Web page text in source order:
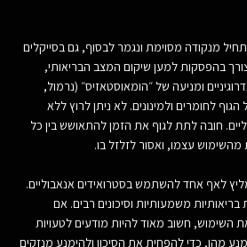
מנקודה מסוימת ונגמר לבסוף, גם בסייקלים
בהפסקות למען שיקום המצב הבריאותי,
ומניעה של ״הומאוסטאזיס״ (נרמול,
לחומרים ולמינונים. לא ניתן לרוץ ללא
חובה לתת לגוף את הזמן להתאושש בין כל
עצמו, ואסור לזלזל בו.
לאף אחד להשתמש בסטרואידים אנאבוליים.
משמעותיות וסיכונים רבים. אם
חשוב מאוד להיות מודעים לטעויות
מהן, כדי להפחית את הסיכון ולהימנע מנזקים